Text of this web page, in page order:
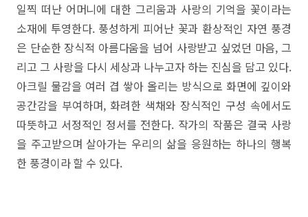
일찍 떠난 어머니에 대한 그리움과 사랑의 기억을 꽃이라는
소재에 투영한다. 풍성하게 피어난 꽃과 환상적인 자연 풍경
은 단순한 장식적 아름다움을 넘어 사랑받고 싶었던 마음, 그
리고 그 사랑을 다시 세상과 나누고자 하는 진심을 담고 있다.
아크릴 물감을 여러 겹 쌓아 올리는 방식으로 화면에 깊이와
공간감을 부여하며, 화려한 색채와 장식적인 구성 속에서도
따뜻하고 서정적인 정서를 전한다. 작가의 작품은 결국 사랑
을 주고받으며 살아가는 우리의 삶을 응원하는 하나의 행복
한 풍경이라 할 수 있다.